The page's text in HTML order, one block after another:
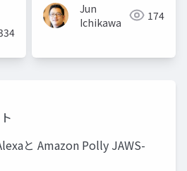
Jun
Ichikawa
174
と Amazon Polly JAWS-